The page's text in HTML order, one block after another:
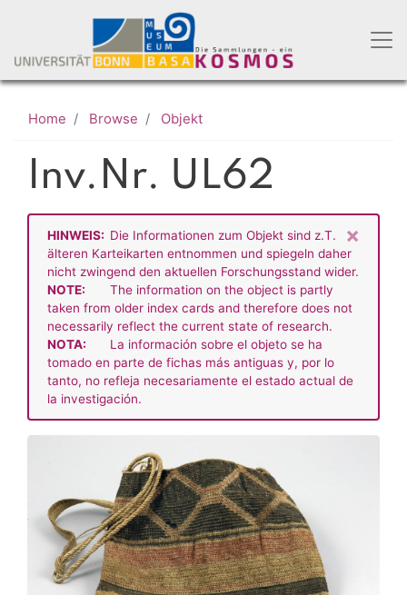
main
content
Home Browse Objekt
Inv.Nr. UL62
×
HINWEIS: Die Informationen zum Objekt sind z.T.
älteren Karteikarten entnommen und spiegeln daher
nicht zwingend den aktuellen Forschungsstand wider.
NOTE:
The information on the object is partly
taken from older index cards and therefore does not
necessarily reflect the current state of research.
NOTA:
La información sobre el objeto se ha
tomado en parte de fichas más antiguas y, por lo
tanto, no refleja necesariamente el estado actual de
la investigación.